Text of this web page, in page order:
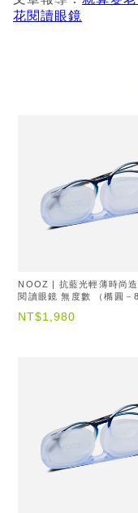
花閱讀眼鏡
NOOZ | 抗藍光輕薄時尚
閱讀眼鏡 無度數 （橢圓－8
NT$1,980